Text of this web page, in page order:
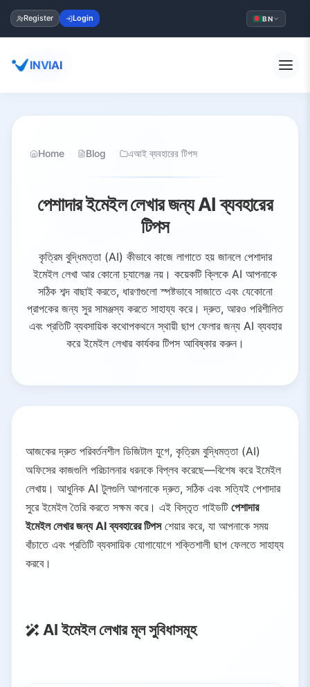
Register Login BN
INVIAI
Home Blog এআই ব্যবহারের টিপস
পেশাদার ইমেইল লেখার জন্য AI ব্যবহারের
টিপস
কৃত্রিম বুদ্ধিমত্তা (AI) কীভাবে কাজে লাগাতে হয় জানলে পেশাদার
ইমেইল লেখা আর কোনো চ্যালেঞ্জ নয়। কয়েকটি ক্লিকে AI আপনাকে
সঠিক শব্দ বাছাই করতে, ধারণাগুলো স্পষ্টভাবে সাজাতে এবং যেকোনো
প্রাপকের জন্য সুর সামঞ্জস্য করতে সাহায্য করে। দ্রুত, আরও পরিশীলিত
এবং প্রতিটি ব্যবসায়িক কথোপকথনে স্থায়ী ছাপ ফেলার জন্য AI ব্যবহার
করে ইমেইল লেখার কার্যকর টিপস আবিষ্কার করুন।
আজকের দ্রুত পরিবর্তনশীল ডিজিটাল যুগে, কৃত্রিম বুদ্ধিমত্তা (AI)
অফিসের কাজগুলি পরিচালনার ধরনকে বিপ্লব করেছে—বিশেষ করে ইমেইল
লেখায়। আধুনিক AI টুলগুলি আপনাকে দ্রুত, সঠিক এবং সত্যিই পেশাদার
সুরে ইমেইল তৈরি করতে সক্ষম করে। এই বিস্তৃত গাইডটি পেশাদার
ইমেইল লেখার জন্য AI ব্যবহারের টিপসশেয়ার করে, যা আপনাকে সময়
বাঁচাতে এবং প্রতিটি ব্যবসায়িক যোগাযোগে শক্তিশালী ছাপ ফেলতে সাহায্য
করবে।
AI ইমেইল লেখার মূল সুবিধাসমূহ